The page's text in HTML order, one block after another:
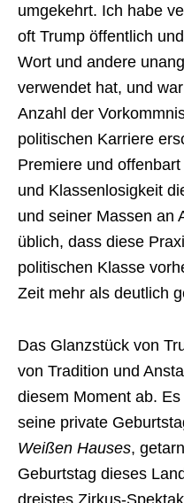
umgekehrt. Ich habe
oft Trump öffentlich
Wort und andere
verwendet hat, und
Anzahl der
politischen Karriere
Premiere und offenbart
und Klassenlosigkeit
und seiner Massen an
üblich, dass diese
politischen Klasse
Zeit mehr als deutlich
Das Glanzstück von
von Tradition und
diesem Moment ab.
seine private
Weißen Hauses,
Geburtstag dieses
dreistes Zirkus-